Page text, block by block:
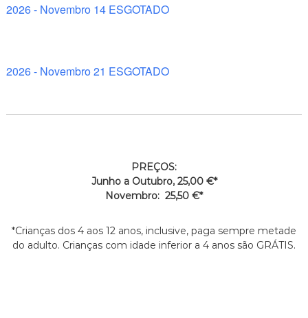
2026 - Novembro 14 ESGOTADO
2026 - Novembro 21 ESGOTADO
PREÇOS:
Junho a Outubro, 25,00 €*
Novembro: 25,50 €*
*Crianças dos 4 aos 12 anos, inclusive, paga sempre metade
do adulto. Crianças com idade inferior a 4 anos são GRÁTIS.